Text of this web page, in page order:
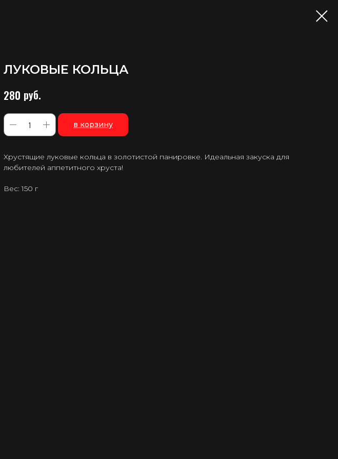
ЛУКОВЫЕ КОЛЬЦА
280 руб.
в корзину
Хрустящие луковые кольца в золотистой панировке. Идеальная закуска для
любителей аппетитного хруста!
Вес: 150 г